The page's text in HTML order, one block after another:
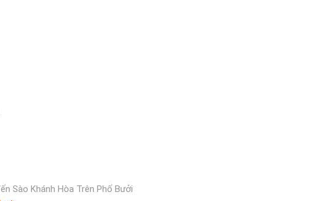
Sào Khánh Hòa Trên Phố Bưởi